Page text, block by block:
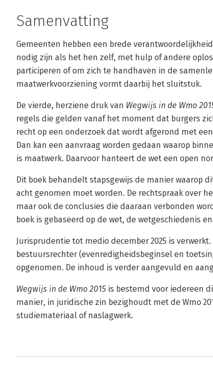
Samenvatting
Gemeenten hebben een brede
nodig zijn als het hen zelf, met hulp of andere
participeren of om zich te handhaven in de
maatwerkvoorziening vormt daarbij het sluitstuk.
De vierde, herziene druk van Wegwijs in de Wmo
regels die gelden vanaf het moment dat burgers
recht op een onderzoek dat wordt afgerond met
Dan kan een aanvraag worden gedaan waarop
is maatwerk. Daarvoor hanteert de wet een open
Dit boek behandelt stapsgewijs de manier waarop
acht genomen moet worden. De rechtspraak over
maar ook de conclusies die daaraan verbonden
boek is gebaseerd op de wet, de wetgeschiedenis
Jurisprudentie tot medio december 2025 is
bestuursrechter (evenredigheidsbeginsel en
opgenomen. De inhoud is verder aangevuld en
Wegwijs in de Wmo 2015 is bestemd voor iedereen
manier, in juridische zin bezighoudt met de Wmo
studiemateriaal of naslagwerk.